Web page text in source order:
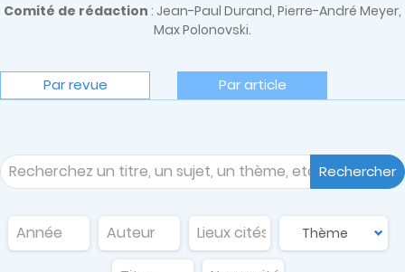
Comité de rédaction : Jean-Paul Durand, Pierre-André Meyer,
Max Polonovski.
Par revue Par article
Rechercher